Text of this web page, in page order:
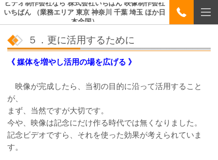
ビデオ制作会社なら 株式会社いちばん 映像制作会社
いちばん （業務エリア 東京 神奈川 千葉 埼玉 ほか日
本全国）
５．更に活用するために
《 媒体を増やし活用の場を広げる 》
映像が完成したら、当初の目的に沿って活用すること
が、
まず、当然ですが大切です。
今や、映像は記念にだけ作る時代では無くなりました。
記念ビデオですら、それを使った効果が考えられていま
す。